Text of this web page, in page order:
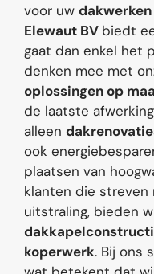
voor uw dakwerken
Elewaut BV biedt
gaat dan enkel het
denken mee met
oplossingen op
de laatste
alleen
ook
plaatsen van
klanten die streven
uitstraling, bieden
koperwerk. Bij ons